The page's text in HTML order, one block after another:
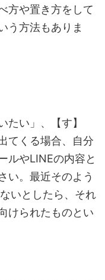
方や置き方をして
う方法もありま
たい」、【す】
てくる場合、自分
ルやLINEの内容と
い。最近そのよう
いとしたら、それ
けられたものとい